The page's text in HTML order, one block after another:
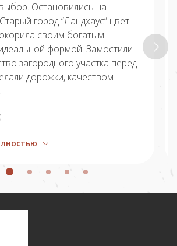
Остановились на
город “Ландхаус” цвет
своим богатым
формой. Замостили
загородного участка перед
дорожки, качеством